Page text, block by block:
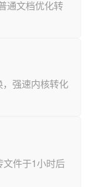
通文档优化转
强速内核转化
件于1小时后